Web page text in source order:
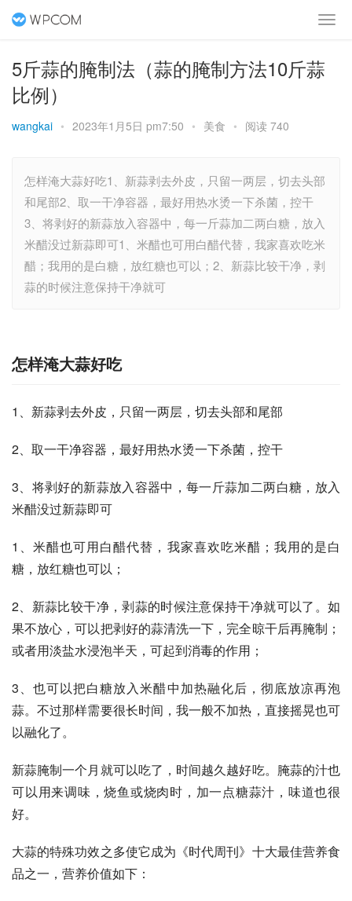
5斤蒜的腌制法（蒜的腌制方法10斤蒜
比例）
wangkai • 2023年1月5日 pm7:50 • 美食 • 阅读 740
怎样淹大蒜好吃1、新蒜剥去外皮，只留一两层，切去头部
和尾部2、取一干净容器，最好用热水烫一下杀菌，控干
3、将剥好的新蒜放入容器中，每一斤蒜加二两白糖，放入
米醋没过新蒜即可1、米醋也可用白醋代替，我家喜欢吃米
醋；我用的是白糖，放红糖也可以；2、新蒜比较干净，剥
蒜的时候注意保持干净就可
怎样淹大蒜好吃
1、新蒜剥去外皮，只留一两层，切去头部和尾部
2、取一干净容器，最好用热水烫一下杀菌，控干
3、将剥好的新蒜放入容器中，每一斤蒜加二两白糖，放入
米醋没过新蒜即可
1、米醋也可用白醋代替，我家喜欢吃米醋；我用的是白
糖，放红糖也可以；
2、新蒜比较干净，剥蒜的时候注意保持干净就可以了。如
果不放心，可以把剥好的蒜清洗一下，完全晾干后再腌制；
或者用淡盐水浸泡半天，可起到消毒的作用；
3、也可以把白糖放入米醋中加热融化后，彻底放凉再泡
蒜。不过那样需要很长时间，我一般不加热，直接摇晃也可
以融化了。
新蒜腌制一个月就可以吃了，时间越久越好吃。腌蒜的汁也
可以用来调味，烧鱼或烧肉时，加一点糖蒜汁，味道也很
好。
大蒜的特殊功效之多使它成为《时代周刊》十大最佳营养食
品之一，营养价值如下：